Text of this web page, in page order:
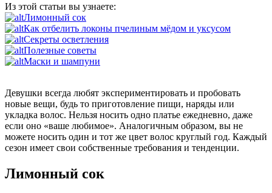
Из этой статьи вы узнаете:
Лимонный сок
Как отбелить локоны пчелиным мёдом и уксусом
Секреты осветления
Полезные советы
Маски и шампуни
Девушки всегда любят экспериментировать и пробовать
новые вещи, будь то приготовление пищи, наряды или
укладка волос. Нельзя носить одно платье ежедневно, даже
если оно «ваше любимое». Аналогичным образом, вы не
можете носить один и тот же цвет волос круглый год. Каждый
сезон имеет свои собственные требования и тенденции.
Лимонный сок